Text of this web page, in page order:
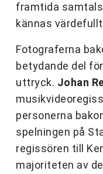
framtida
kännas
Fotograferna
betydande del
uttryck. Johan
personerna
spelningen på
regissören till
majoriteten av